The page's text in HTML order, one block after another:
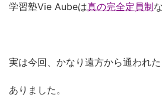
学習塾Vie Aubeは真の完全定員制
実は今回、かなり遠方から通われ
ありました。